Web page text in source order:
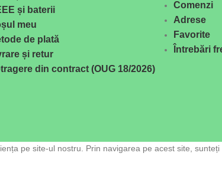
și baterii
meu
de plată
și retur
din contract (OUG 18/2026)
Comenzi
Adrese
Favorite
Întrebări
pe site-ul nostru. Prin navigarea pe acest site,